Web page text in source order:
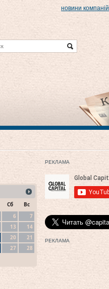
новини компаній
Сб
Вс
6
7
13
14
20
21
27
28
РЕКЛАМА
РЕКЛАМА